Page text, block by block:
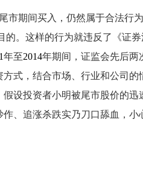
市期间买入，仍然属于合法行
的。这样的行为就违反了《证
年至2014年期间，证监会先后两
式，结合市场、行业和公司
设投资者小明被尾市股价的迅
、追涨杀跌实乃刀口舔血，小